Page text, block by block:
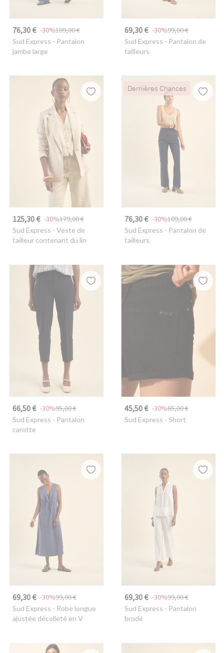
76,30 € 109,00 €
-30%
Sud Express - Pantalon
jambe large
69,30 € 99,00 €
-30%
Sud Express - Pantalon de
tailleurs
125,30 € 179,00 €
-30%
Sud Express - Veste de
tailleur contenant du lin
Dernières Chances
76,30 € 109,00 €
-30%
Sud Express - Pantalon de
tailleurs
66,50 € 95,00 €
-30%
Sud Express - Pantalon
carotte
45,50 € 65,00 €
-30%
Sud Express - Short
69,30 € 99,00 €
-30%
Sud Express - Robe longue
ajustée décolleté en V
69,30 € 99,00 €
-30%
Sud Express - Pantalon
brodé